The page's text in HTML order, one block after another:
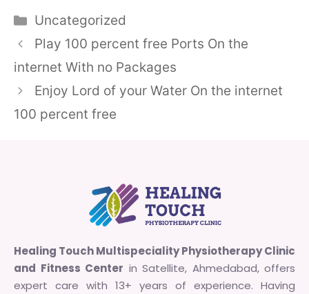
Categories
Uncategorized
Play 100 percent free Ports On the
internet With no Packages
Enjoy Lord of your Water On the internet
100 percent free
Healing Touch Multispeciality Physiotherapy Clinic
and Fitness Center in Satellite, Ahmedabad, offers
expert care with 13+ years of experience. Having